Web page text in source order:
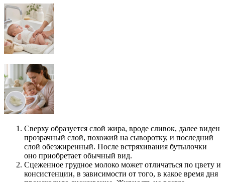
Сверху образуется слой жира, вроде сливок, далее виден
прозрачный слой, похожий на сыворотку, и последний
слой обезжиренный. После встряхивания бутылочки
оно приобретает обычный вид.
Сцеженное грудное молоко может отличаться по цвету и
консистенции, в зависимости от того, в какое время дня